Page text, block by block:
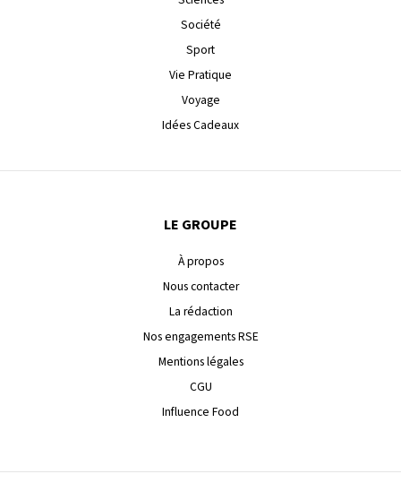
Société
Sport
Vie Pratique
Voyage
Idées Cadeaux
LE GROUPE
À propos
Nous contacter
La rédaction
Nos engagements RSE
Mentions légales
CGU
Influence Food